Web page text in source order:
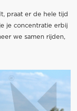
praat er de hele tijd
je concentratie erbij
we samen rijden,